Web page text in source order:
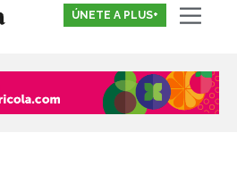
ÚNETE A PLUS+